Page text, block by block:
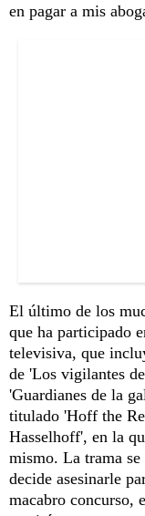
en pagar a mis
El último de los
que ha participado
televisiva, que
de 'Los vigilantes
'Guardianes de la
titulado 'Hoff the
Hasselhoff', en la
mismo. La trama
decide asesinarle
macabro concurso,